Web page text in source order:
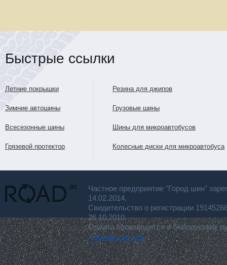
Быстрые ссылки
Летние покрышки
Зимние автошины
Всесезонные шины
Грязевой протектор
Резина для джипов
Грузовые шины
Шины для микроавтобусов
Колесные диски для микроавтобуса
Частное предприятие "Город шин"
14.02.2014.
Свидетельство о регистрации
26.10.2010.
Оплата производится в белорусских
для покупателя.